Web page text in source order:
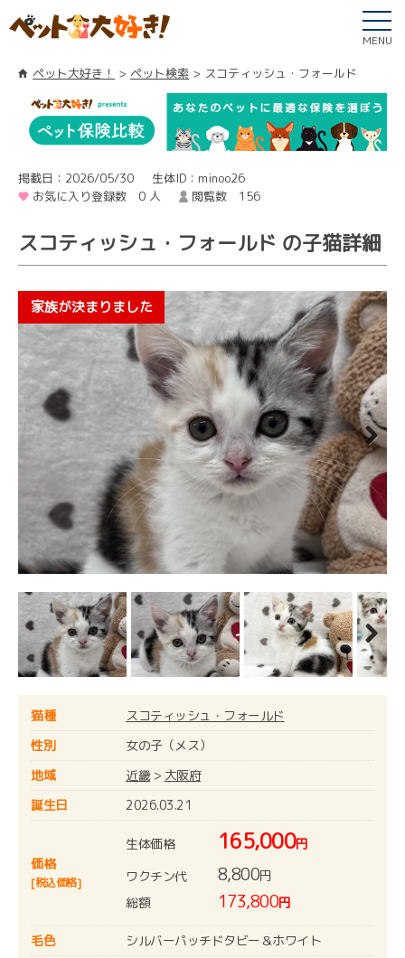
MENU
ペット大好き！ ペット検索 スコティッシュ・フォールド
掲載日：2026/05/30
生体ID：minoo26
お気に入り登録数 0 人
閲覧数 156
スコティッシュ・フォールド の子猫詳細
Next
Next
猫種
スコティッシュ・フォールド
性別
女の子（メス）
地域
近畿> 大阪府
誕生日
2026.03.21
価格
[税込価格]
生体価格 165,000円
ワクチン代
8,800円
総額
173,800円
毛色
シルバーパッチドタビー＆ホワイト